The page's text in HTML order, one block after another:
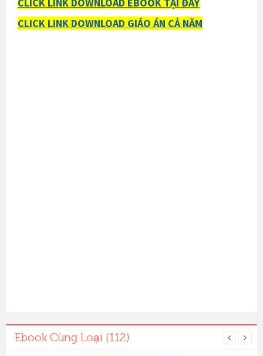
CLICK LINK DOWNLOAD GIÁO ÁN CẢ NĂM
Ebook Cùng Loại (112)